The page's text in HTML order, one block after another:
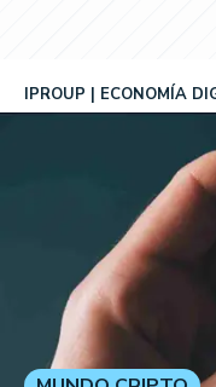
IPROUP ECONOMÍA